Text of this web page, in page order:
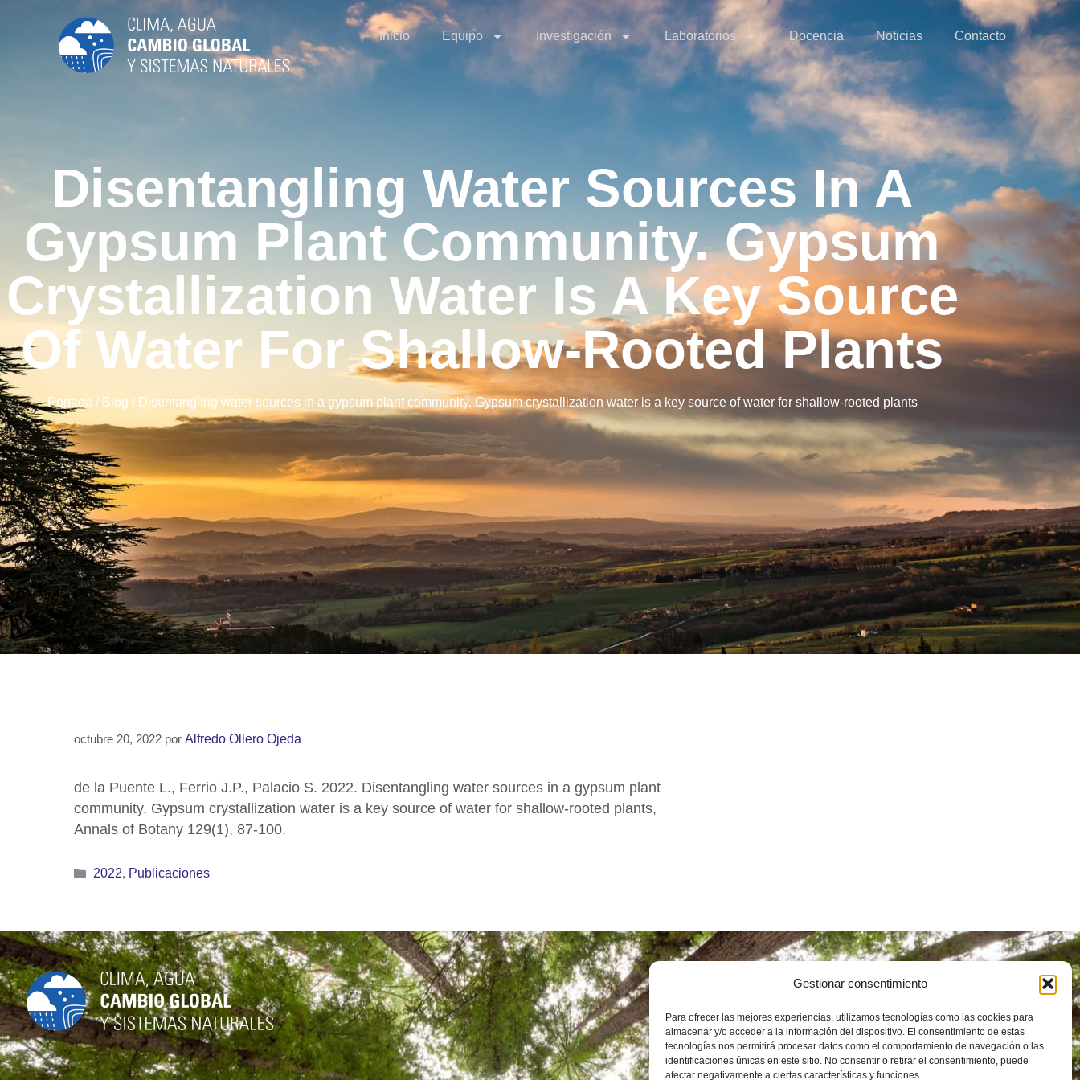
Gestionar consentimiento
Para ofrecer las mejores experiencias, utilizamos tecnologías como las cookies para
almacenar y/o acceder a la información del dispositivo. El consentimiento de estas
tecnologías nos permitirá procesar datos como el comportamiento de navegación o las
identificaciones únicas en este sitio. No consentir o retirar el consentimiento, puede
afectar negativamente a ciertas características y funciones.
Inicio Equipo Investigación Laboratorios Docencia Noticias Contacto
Disentangling Water Sources In A
Gypsum Plant Community. Gypsum
Crystallization Water Is A Key Source
Of Water For Shallow-Rooted Plants
Portada / Blog / Disentangling water sources in a gypsum plant community. Gypsum crystallization water is a key source of water for shallow-rooted plants
octubre 20, 2022 por Alfredo Ollero Ojeda
de la Puente L., Ferrio J.P., Palacio S. 2022. Disentangling water sources in a gypsum plant
community. Gypsum crystallization water is a key source of water for shallow-rooted plants,
Annals of Botany 129(1), 87-100.
2022, Publicaciones
Investigación en Ciencias
Calle de Pedro Cerbuna, 12, 50009
Zaragoza
+34 976 762 972
iuca@unizar.es